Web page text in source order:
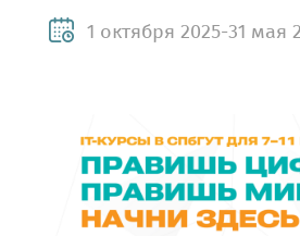
1 октября 2025-31 мая